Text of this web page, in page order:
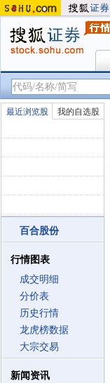
最近浏览股 我的自选股
百合股份
行情图表
成交明细
分价表
历史行情
龙虎榜数据
大宗交易
新闻资讯